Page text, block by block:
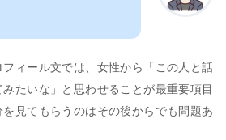
ィール文では、女性から「この人と話
たいな」と思わせることが最重要項目
見てもらうのはその後からでも問題あ